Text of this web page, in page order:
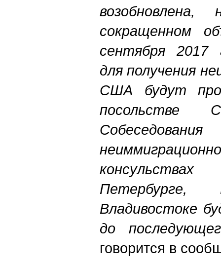
сокращенном
сентября 2017
для получения
США будут
Петербурге,
Владивостоке
до
говорится в